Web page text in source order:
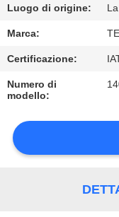
QUALITÀ
NOTIZIE
CASI
Luogo di origine:
Marca:
Certificazione:
Numero di
modello: